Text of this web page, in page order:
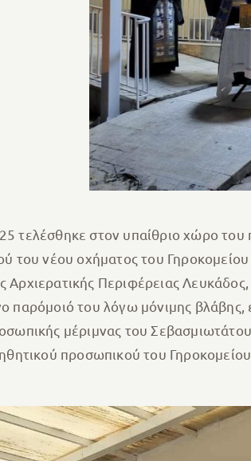
τελέσθηκε στον υπαίθριο χώρο
του νέου οχήματος του
Περιφέρειας
παρόμοιό του λόγω μόνιμης βλάβης,
μέριμνας του
προσωπικού του